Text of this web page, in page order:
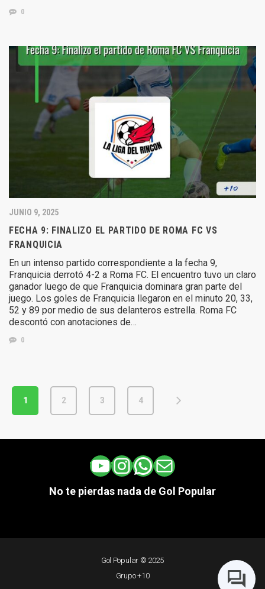
0
JUNIO 9, 2025
FECHA 9: FINALIZO EL PARTIDO DE ROMA FC VS
FRANQUICIA
En un intenso partido correspondiente a la fecha 9,
Franquicia derrotó 4-2 a Roma FC. El encuentro tuvo un claro
ganador luego de que Franquicia dominara gran parte del
juego. Los goles de Franquicia llegaron en el minuto 20, 33,
52 y 89 por medio de sus delanteros estrella. Roma FC
descontó con anotaciones de…
0
1 2 3 4
YouTube
Instagram
WhatsApp
Correo electrónico
No te pierdas nada de Gol Popular
Gol Popular © 2025
Grupo +10